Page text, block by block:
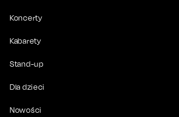
Koncerty
Kabarety
Stand-up
Dla dzieci
Nowości